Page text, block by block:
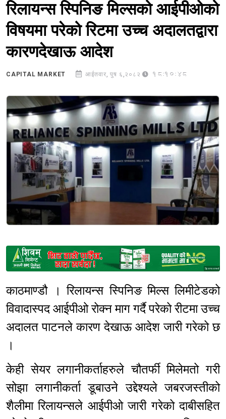
रिलायन्स स्पिनिङ मिल्सको आईपीओको
विषयमा परेको रिटमा उच्च अदालतद्वारा
कारणदेखाऊ आदेश
CAPITAL MARKET आईतवार, पुष ६,२०८२ 18:10:48
Sponsored
काठमाण्डौ । रिलायन्स स्पिनिङ मिल्स लिमीटेडको
विवादास्पद आईपीओ रोक्न माग गर्दै परेको रीटमा उच्च
अदालत पाटनले कारण देखाऊ आदेश जारी गरेको छ
।
केही सेयर लगानीकर्ताहरुले चौतर्फी मिलेमतो गरी
सोझा लगानीकर्ता डूबाउने उद्देश्यले जबरजस्तीको
शैलीमा रिलायन्सले आईपीओ जारी गरेको दाबीसहित